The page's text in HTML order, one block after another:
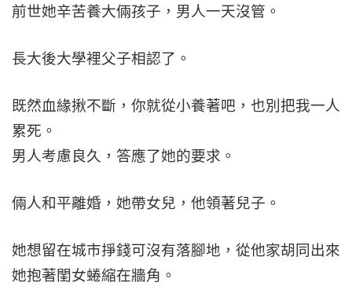
前世她辛苦養大倆孩子，男人一天沒管。
長大後大學裡父子相認了。
既然血緣揪不斷，你就從小養著吧，也別把我一人
累死。
男人考慮良久，答應了她的要求。
倆人和平離婚，她帶女兒，他領著兒子。
她想留在城市掙錢可沒有落腳地，從他家胡同出來
她抱著閨女蜷縮在牆角。